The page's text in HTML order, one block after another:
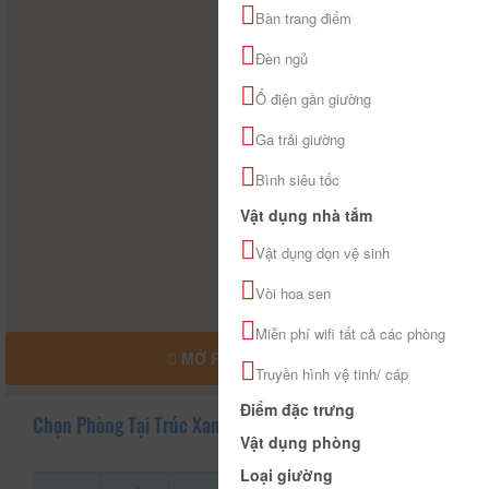
MỞ RỘNG BẢN ĐỒ
Chọn Phòng Tại Trúc Xanh
Bàn trang điểm
Đèn ngủ
Ổ điện gần giường
Ga trải giường
Bình siêu tốc
Vật dụng nhà tắm
Vật dụng dọn vệ sinh
Vòi hoa sen
Miễn phí wifi tất cả các phòng
Truyền hình vệ tinh/ cáp
Điểm đặc trưng
Vật dụng phòng
Loại giường